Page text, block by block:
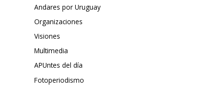
Andares por Uruguay
Organizaciones
Visiones
Multimedia
APUntes del día
Fotoperiodismo